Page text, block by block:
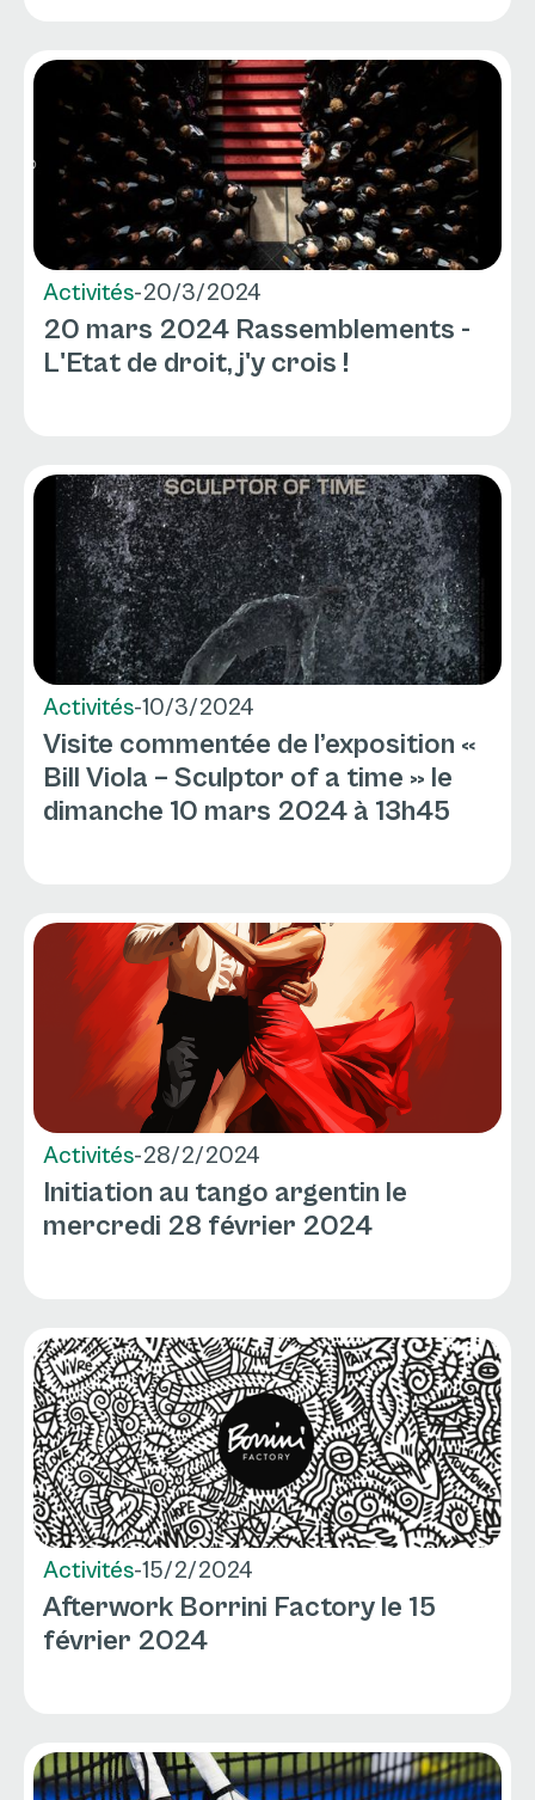
Activités-20/3/2024
20 mars 2024 Rassemblements -
L'Etat de droit, j'y crois !
Activités-10/3/2024
Visite commentée de l’exposition «
Bill Viola – Sculptor of a time » le
dimanche 10 mars 2024 à 13h45
Activités-28/2/2024
Initiation au tango argentin le
mercredi 28 février 2024
Activités-15/2/2024
Afterwork Borrini Factory le 15
février 2024